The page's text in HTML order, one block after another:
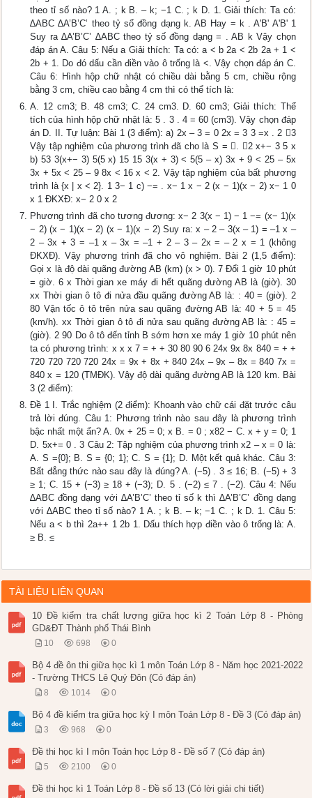
theo tỉ số nào? 1 A. ; k B. – k; −1 C. ; k D. 1. Giải thích: Ta có:
∆ABC ∆A’B’C’ theo tỷ số đồng dạng k. AB Hay = k . A'B' A'B' 1
Suy ra ∆A’B’C’ ∆ABC theo tỷ số đồng dạng = . AB k Vậy chọn
đáp án A. Câu 5: Nếu a Giải thích: Ta có: a < b 2a < 2b 2a + 1 <
2b + 1. Do đó dấu cần điền vào ô trống là <. Vậy chọn đáp án C.
Câu 6: Hình hộp chữ nhật có chiều dài bằng 5 cm, chiều rộng
bằng 3 cm, chiều cao bằng 4 cm thì có thể tích là:
A. 12 cm3; B. 48 cm3; C. 24 cm3. D. 60 cm3; Giải thích: Thể
tích của hình hộp chữ nhật là: 5 . 3 . 4 = 60 (cm3). Vậy chọn đáp
án D. II. Tự luận: Bài 1 (3 điểm): a) 2x – 3 = 0 2x = 3 3 =x . 2 3
Vậy tập nghiệm của phương trình đã cho là S = . 2 x+− 3 5 x
b) 53 3(x+− 3) 5(5 x) 15 15 3(x + 3) < 5(5 – x) 3x + 9 < 25 – 5x
3x + 5x < 25 – 9 8x < 16 x < 2. Vậy tập nghiệm của bất phương
trình là {x | x < 2}. 1 3− 1 c) −= . x− 1 x − 2 (x − 1)(x − 2) x− 1 0
x 1 ĐKXĐ: x− 2 0 x 2
Phương trình đã cho tương đương: x− 2 3(x − 1) − 1 −= (x− 1)(x
− 2) (x − 1)(x − 2) (x − 1)(x − 2) Suy ra: x – 2 – 3(x – 1) = –1 x –
2 – 3x + 3 = –1 x – 3x = –1 + 2 – 3 – 2x = – 2 x = 1 (không
ĐKXĐ). Vậy phương trình đã cho vô nghiệm. Bài 2 (1,5 điểm):
Gọi x là độ dài quãng đường AB (km) (x > 0). 7 Đổi 1 giờ 10 phút
= giờ. 6 x Thời gian xe máy đi hết quãng đường AB là (giờ). 30
xx Thời gian ô tô đi nửa đầu quãng đường AB là: : 40 = (giờ). 2
80 Vận tốc ô tô trên nửa sau quãng đường AB là: 40 + 5 = 45
(km/h). xx Thời gian ô tô đi nửa sau quãng đường AB là: : 45 =
(giờ). 2 90 Do ô tô đến tỉnh B sớm hơn xe máy 1 giờ 10 phút nên
ta có phương trình: x x x 7 = + + 30 80 90 6 24x 9x 8x 840 = + +
720 720 720 720 24x = 9x + 8x + 840 24x – 9x – 8x = 840 7x =
840 x = 120 (TMĐK). Vậy độ dài quãng đường AB là 120 km. Bài
3 (2 điểm):
Đề 1 I. Trắc nghiệm (2 điểm): Khoanh vào chữ cái đặt trước câu
trả lời đúng. Câu 1: Phương trình nào sau đây là phương trình
bậc nhất một ẩn? A. 0x + 25 = 0; x B. = 0 ; x82 − C. x + y = 0; 1
D. 5x+= 0 . 3 Câu 2: Tập nghiệm của phương trình x2 – x = 0 là:
A. S ={0}; B. S = {0; 1}; C. S = {1}; D. Một kết quả khác. Câu 3:
Bất đẳng thức nào sau đây là đúng? A. (−5) . 3 ≤ 16; B. (−5) + 3
≥ 1; C. 15 + (−3) ≥ 18 + (−3); D. 5 . (−2) ≤ 7 . (−2). Câu 4: Nếu
∆ABC đồng dạng với ∆A’B’C’ theo tỉ số k thì ∆A’B’C’ đồng dạng
với ∆ABC theo tỉ số nào? 1 A. ; k B. – k; −1 C. ; k D. 1. Câu 5:
Nếu a < b thì 2a++ 1 2b 1. Dấu thích hợp điền vào ô trống là: A.
≥ B. ≤
TÀI LIỆU LIÊN QUAN
10 Đề kiểm tra chất lượng giữa học kì 2 Toán Lớp 8 - Phòng
GD&ĐT Thành phố Thái Bình
10 698 0
Bộ 4 đề ôn thi giữa học kì 1 môn Toán Lớp 8 - Năm học 2021-2022
- Trường THCS Lê Quý Đôn (Có đáp án)
8 1014 0
Bộ 4 đề kiểm tra giữa học kỳ I môn Toán Lớp 8 - Đề 3 (Có đáp án)
3 968 0
Đề thi học kì I môn Toán học Lớp 8 - Đề số 7 (Có đáp án)
5 2100 0
Đề thi học kì 1 Toán Lớp 8 - Đề số 13 (Có lời giải chi tiết)